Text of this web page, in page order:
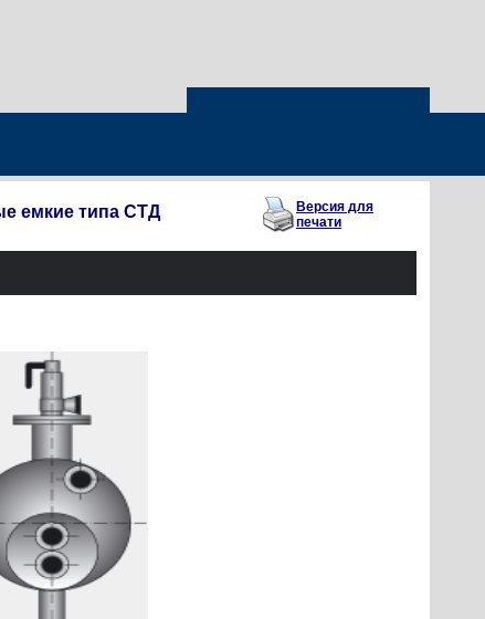
емкие типа СТД
Версия для
печати